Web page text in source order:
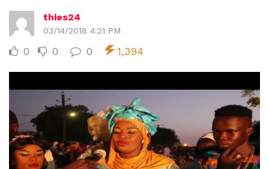
thies24
03/14/2018 4:21 PM
0 0 0 1,394